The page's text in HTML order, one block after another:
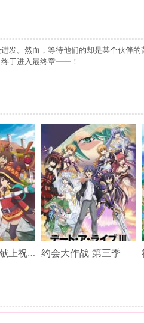
。然而，等待他们的却是某个伙伴的
终于进入最终章——！
为美好的世界献上祝福！ 第二季 约会大作战 第三季